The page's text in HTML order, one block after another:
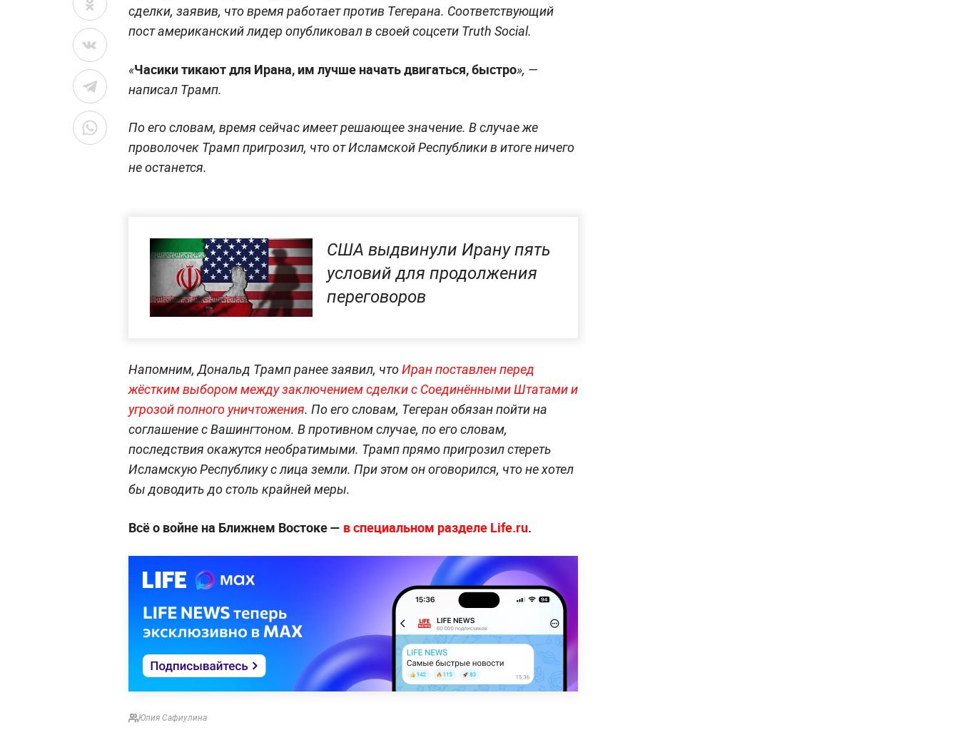
сделки, заявив, что время работает против Тегерана. Соответствующий
пост американский лидер опубликовал в своей соцсети Truth Social.
«Часики тикают для Ирана, им лучше начать двигаться, быстро», —
написал Трамп.
По его словам, время сейчас имеет решающее значение. В случае же
проволочек Трамп пригрозил, что от Исламской Республики в итоге ничего
не останется.
США выдвинули Ирану пять
условий для продолжения
переговоров
Напомним, Дональд Трамп ранее заявил, чтоИран поставлен перед
жёстким выбором между заключением сделки с Соединёнными Штатами и
угрозой полного уничтожения. По его словам, Тегеран обязан пойти на
соглашение с Вашингтоном. В противном случае, по его словам,
последствия окажутся необратимыми. Трамп прямо пригрозил стереть
Исламскую Республику с лица земли. При этом он оговорился, что не хотел
бы доводить до столь крайней меры.
Всё о войне на Ближнем Востоке — в специальном разделе Life.ru.
Юлия Сафиулина